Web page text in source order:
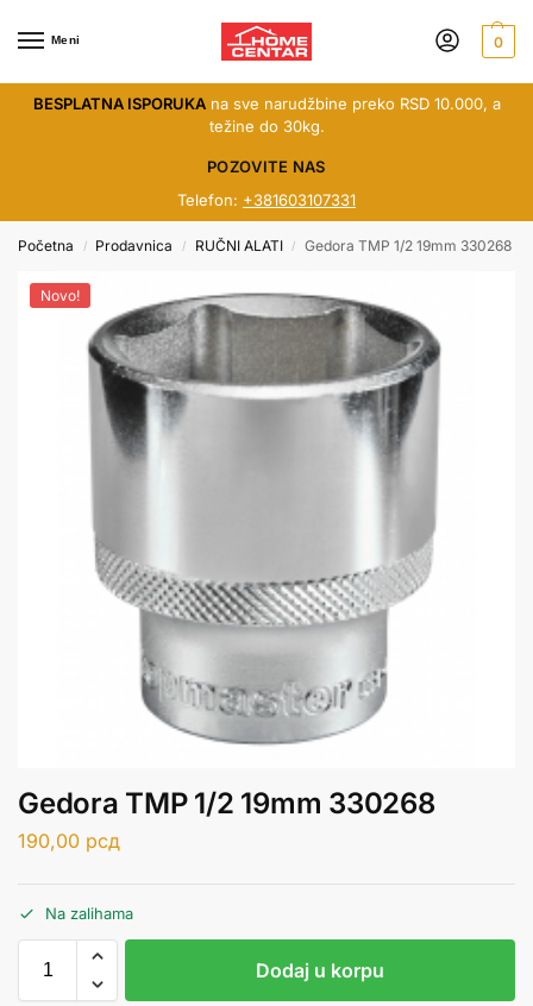
Meni 0
BESPLATNA ISPORUKAna sve narudžbine preko RSD 10.000, a
težine do 30kg.
POZOVITE NAS
Telefon: +381603107331
Početna / Prodavnica / RUČNI ALATI / Gedora TMP 1/2 19mm 330268
Novo!
Gedora TMP 1/2 19mm 330268
190,00 рсд
Na zalihama
Dodaj u korpu